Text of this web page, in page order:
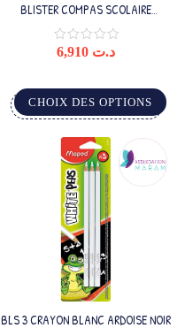
BLISTER COMPAS SCOLAIRE
GRAPHIC 360 A MINE
د.ت
CHOIX DES OPTIONS
BLS 3 CRAYON BLANC ARDOISE NOIR